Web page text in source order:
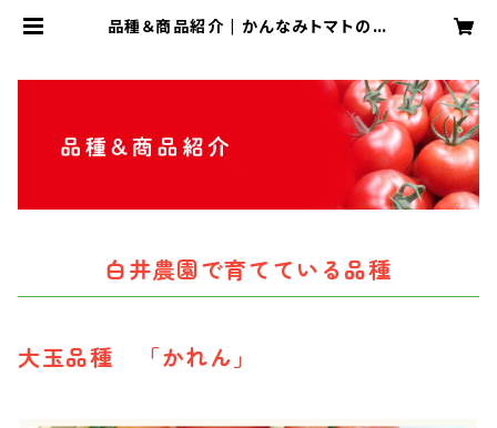
品種＆商品紹介 | かんなみトマトの白
白井農園で育てている品種
大玉品種 「かれん」